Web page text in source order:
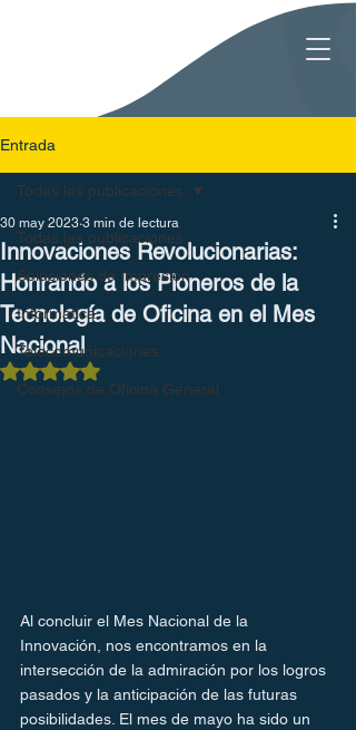
Entrada
Todas las publicaciones
Soluciones de Impresión
Informática
Telecomunicaciones
Consejos de Oficina General
Todas las publicaciones
Innovaciones Revolucionarias:
Honrando a los Pioneros de la
Tecnología de Oficina en el Mes
Nacional
30 may 2023 3 min de lectura
Obtuvo NaN de 5 estrellas.
Al concluir el Mes Nacional de la
Innovación, nos encontramos en la
intersección de la admiración por los logros
pasados y la anticipación de las futuras
posibilidades. El mes de mayo ha sido un